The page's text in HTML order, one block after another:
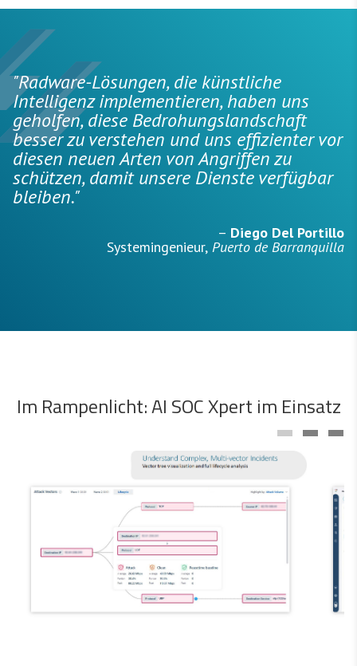
"Radware-Lösungen, die künstliche
Intelligenz implementieren, haben uns
geholfen, diese Bedrohungslandschaft
besser zu verstehen und uns effizienter vor
diesen neuen Arten von Angriffen zu
schützen, damit unsere Dienste verfügbar
bleiben."
– Diego Del Portillo
Systemingenieur, Puerto de Barranquilla
Im Rampenlicht: AI SOC Xpert im Einsatz